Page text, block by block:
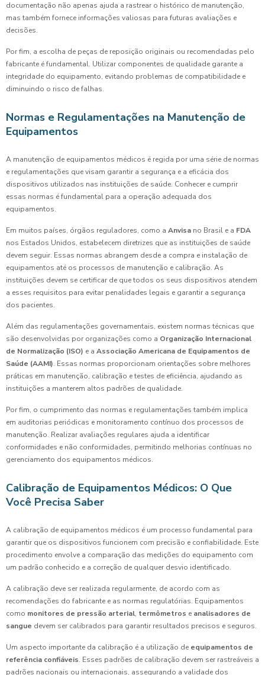
documentação não apenas ajuda a rastrear o histórico de manutenção,
mas também fornece informações valiosas para futuras avaliações e
decisões.
Por fim, a escolha de peças de reposição originais ou recomendadas pelo
fabricante é fundamental. Utilizar componentes de qualidade garante a
integridade do equipamento, evitando problemas de compatibilidade e
diminuindo o risco de falhas.
Normas e Regulamentações na Manutenção de
Equipamentos
A manutenção de equipamentos médicos é regida por uma série de normas
e regulamentações que visam garantir a segurança e a eficácia dos
dispositivos utilizados nas instituições de saúde. Conhecer e cumprir
essas normas é fundamental para a operação adequada dos
equipamentos.
Em muitos países, órgãos reguladores, como a Anvisa no Brasil e a FDA
nos Estados Unidos, estabelecem diretrizes que as instituições de saúde
devem seguir. Essas normas abrangem desde a compra e instalação de
equipamentos até os processos de manutenção e calibração. As
instituições devem se certificar de que todos os seus dispositivos atendem
a esses requisitos para evitar penalidades legais e garantir a segurança
dos pacientes.
Além das regulamentações governamentais, existem normas técnicas que
são desenvolvidas por organizações como a Organização Internacional
de Normalização (ISO) e a Associação Americana de Equipamentos de
Saúde (AAMI). Essas normas proporcionam orientações sobre melhores
práticas em manutenção, calibração e testes de eficiência, ajudando as
instituições a manterem altos padrões de qualidade.
Por fim, o cumprimento das normas e regulamentações também implica
em auditorias periódicas e monitoramento contínuo dos processos de
manutenção. Realizar avaliações regulares ajuda a identificar
conformidades e não conformidades, permitindo melhorias contínuas no
gerenciamento dos equipamentos médicos.
Calibração de Equipamentos Médicos: O Que
Você Precisa Saber
A calibração de equipamentos médicos é um processo fundamental para
garantir que os dispositivos funcionem com precisão e confiabilidade. Este
procedimento envolve a comparação das medições do equipamento com
um padrão conhecido e a correção de qualquer desvio identificado.
A calibração deve ser realizada regularmente, de acordo com as
recomendações do fabricante e as normas regulatórias. Equipamentos
como monitores de pressão arterial, termômetros e analisadores de
sangue devem ser calibrados para garantir resultados precisos e seguros.
Um aspecto importante da calibração é a utilização de equipamentos de
referência confiáveis. Esses padrões de calibração devem ser rastreáveis a
padrões nacionais ou internacionais, assegurando a validade dos